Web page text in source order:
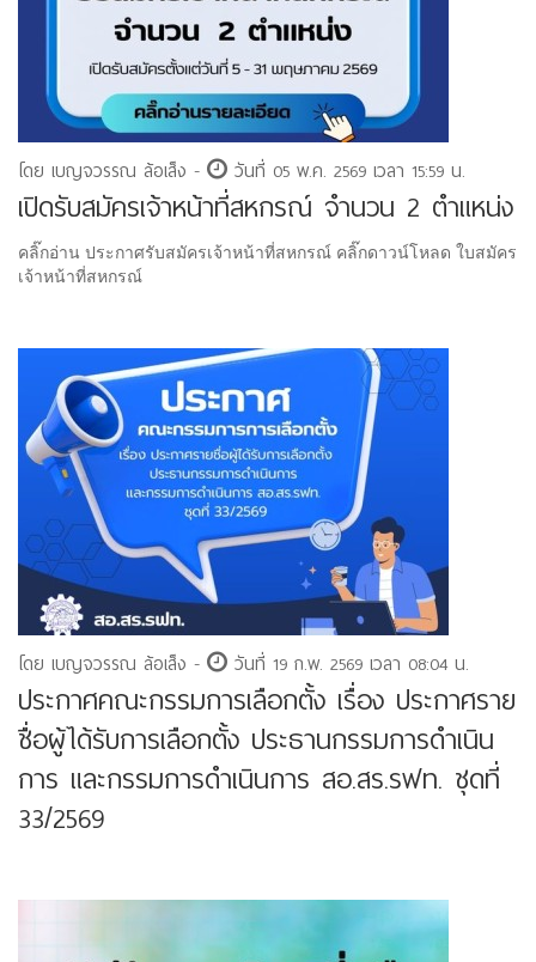
โดย เบญจวรรณ ล้อเส็ง - วันที่ 05 พ.ค. 2569 เวลา 15:59 น.
เปิดรับสมัครเจ้าหน้าที่สหกรณ์ จำนวน 2 ตำแหน่ง
คลิ๊กอ่าน ประกาศรับสมัครเจ้าหน้าที่สหกรณ์ คลิ๊กดาวน์โหลด ใบสมัคร
เจ้าหน้าที่สหกรณ์
โดย เบญจวรรณ ล้อเส็ง - วันที่ 19 ก.พ. 2569 เวลา 08:04 น.
ประกาศคณะกรรมการเลือกตั้ง เรื่อง ประกาศราย
ชื่อผู้ได้รับการเลือกตั้ง ประธานกรรมการดำเนิน
การ และกรรมการดำเนินการ สอ.สร.รฟท. ชุดที่
33/2569